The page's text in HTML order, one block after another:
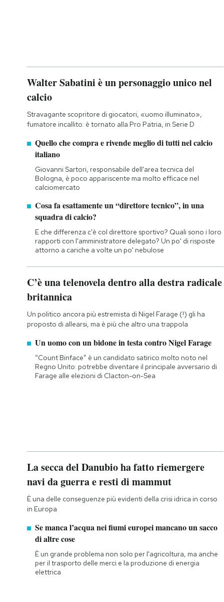
Walter Sabatini è un personaggio unico nel
calcio
Stravagante scopritore di giocatori, «uomo illuminato»,
fumatore incallito: è tornato alla Pro Patria, in Serie D
Quello che compra e rivende meglio di tutti nel calcio
italiano
Giovanni Sartori, responsabile dell'area tecnica del
Bologna, è poco appariscente ma molto efficace nel
calciomercato
Cosa fa esattamente un “direttore tecnico”, in una
squadra di calcio?
E che differenza c'è col direttore sportivo? Quali sono i loro
rapporti con l'amministratore delegato? Un po' di risposte
attorno a cariche a volte un po' nebulose
C’è una telenovela dentro alla destra radicale
britannica
Un politico ancora più estremista di Nigel Farage (!) gli ha
proposto di allearsi, ma è più che altro una trappola
Un uomo con un bidone in testa contro Nigel Farage
“Count Binface” è un candidato satirico molto noto nel
Regno Unito: potrebbe diventare il principale avversario di
Farage alle elezioni di Clacton-on-Sea
La secca del Danubio ha fatto riemergere
navi da guerra e resti di mammut
È una delle conseguenze più evidenti della crisi idrica in corso
in Europa
Se manca l’acqua nei fiumi europei mancano un sacco
di altre cose
È un grande problema non solo per l'agricoltura, ma anche
per il trasporto delle merci e la produzione di energia
elettrica